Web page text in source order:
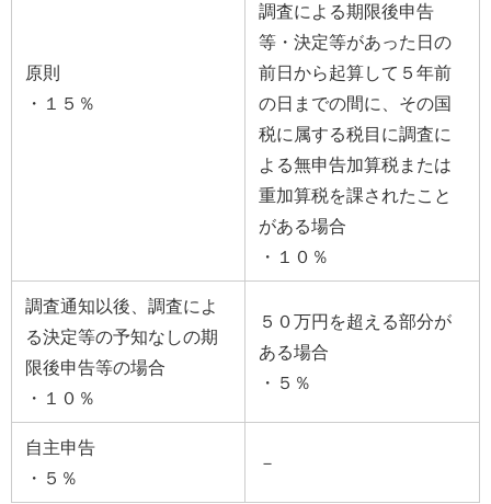
原則
・１５％
調査による期限後申告
等・決定等があった日の
前日から起算して５年前
の日までの間に、その国
税に属する税目に調査に
よる無申告加算税または
重加算税を課されたこと
がある場合
・１０％
調査通知以後、調査によ
る決定等の予知なしの期
限後申告等の場合
・１０％
５０万円を超える部分が
ある場合
・５％
自主申告
・５％
－